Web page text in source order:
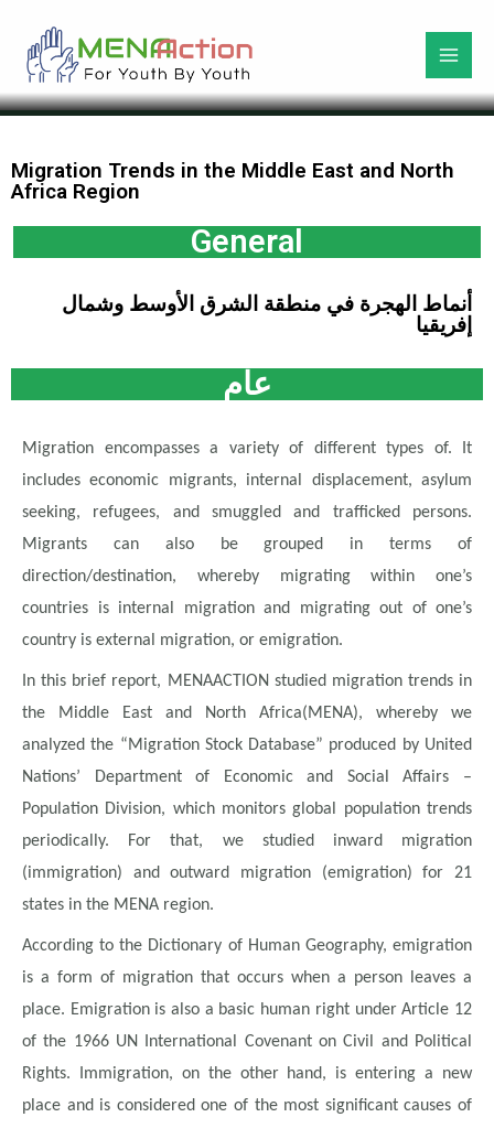
Migration Trends in the Middle East and North
Africa Region
General
أنماط الهجرة في منطقة الشرق الأوسط وشمال
إفريقيا
عام
Migration encompasses a variety of different types of. It
includes economic migrants, internal displacement, asylum
seeking, refugees, and smuggled and trafficked persons.
Migrants can also be grouped in terms of
direction/destination, whereby migrating within one’s
countries is internal migration and migrating out of one’s
country is external migration, or emigration.
In this brief report, MENAACTION studied migration trends in
the Middle East and North Africa(MENA), whereby we
analyzed the “Migration Stock Database” produced by United
Nations’ Department of Economic and Social Affairs –
Population Division, which monitors global population trends
periodically. For that, we studied inward migration
(immigration) and outward migration (emigration) for 21
states in the MENA region.
According to the Dictionary of Human Geography, emigration
is a form of migration that occurs when a person leaves a
place. Emigration is also a basic human right under Article 12
of the 1966 UN International Covenant on Civil and Political
Rights. Immigration, on the other hand, is entering a new
place and is considered one of the most significant causes of